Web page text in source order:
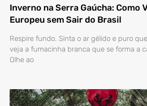
Inverno na Serra Gaúcha: Como
Europeu sem Sair do Brasil
Respire fundo. Sinta o ar gélido e puro
veja a fumacinha branca que se forma a
Olhe ao